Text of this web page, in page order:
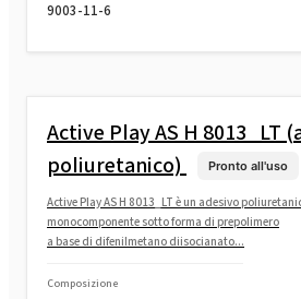
9003-11-6
Active Play AS H 8013_LT
poliuretanico)
Pronto all'uso
Active Play AS H 8013_LT è un adesivo
monocomponente sotto forma di prepolimero
a base di difenilmetano diisocianato...
Composizione